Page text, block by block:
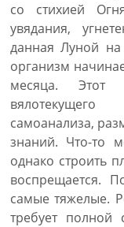
со стихией
увядания,
данная Луной
организм
месяца.
самоанализа,
знаний. Что-то
однако строить
воспрещается.
самые тяжелые.
требует полной